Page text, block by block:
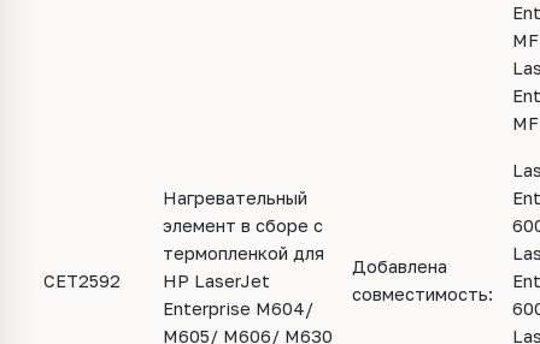
CET2592
Нагревательный
элемент в сборе с
термопленкой для
HP LaserJet
Enterprise M604/
M605/ M606/ M630
Добавлена
совместимость: